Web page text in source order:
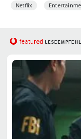
Netflix
featured